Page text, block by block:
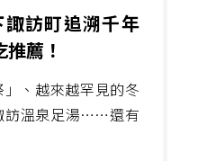
訪町追溯千年
薦！
、越來越罕見的冬
訪溫泉足湯……還有